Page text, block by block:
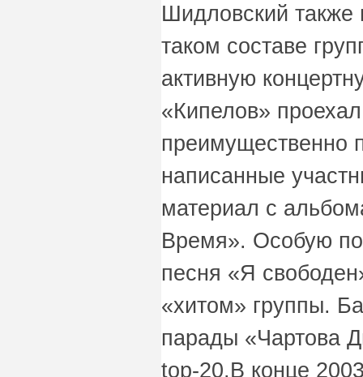
Шидловский
таком составе
активную
«Кипелов»
преимущественно
написанные
материал с
Время». Особую
песня «Я
«хитом» группы.
парады «Чартова
top-20.В конце